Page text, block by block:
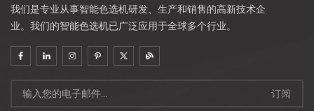
我们是专业从事智能色选机研发、生产和销售的高新技术企
业。我们的智能色选机已广泛应用于全球多个行业。